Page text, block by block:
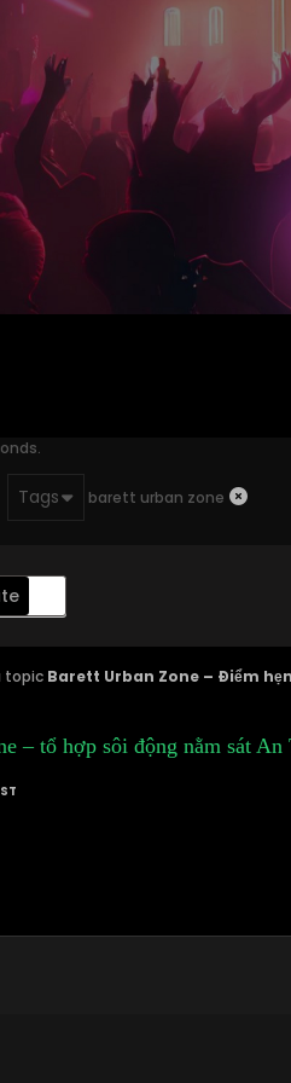
Tags barett urban zone
topic Barett Urban Zone – Điểm
– tổ hợp sôi động nằm sát